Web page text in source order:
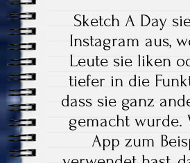
Sketch A Day
Instagram aus,
Leute sie liken
tiefer in die
dass sie ganz
gemacht wurde.
App zum